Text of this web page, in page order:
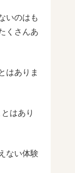
いのはも
くさんあ
はありま
はあり
ない体験